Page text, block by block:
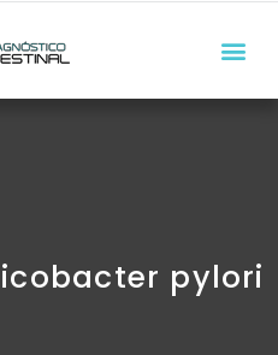
pylori